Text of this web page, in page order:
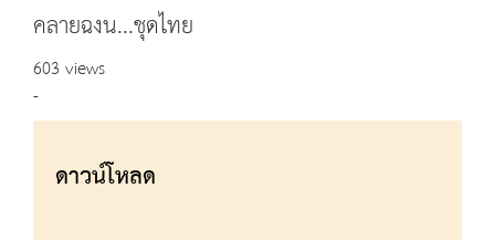
คลายฉงน...ชุดไทย
603 views
-
ดาวน์โหลด